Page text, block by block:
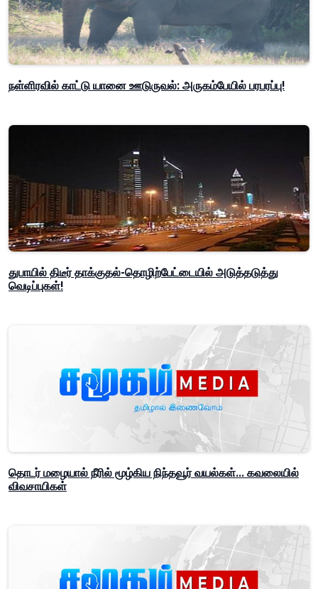
நள்ளிரவில் காட்டு யானை ஊடுருவல்: அருகம்பேயில் பரபரப்பு!
துபாயில் திடீர் தாக்குதல்-தொழிற்பேட்டையில் அடுத்தடுத்து
வெடிப்புகள்!
தொடர் மழையால் நீரில் மூழ்கிய நிந்தவூர் வயல்கள்... கவலையில்
விவசாயிகள்